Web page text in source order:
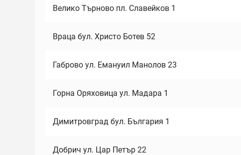
Велико Търново пл. Славейков 1
Враца бул. Христо Ботев 52
Габрово ул. Емануил Манолов 23
Горна Оряховица ул. Мадара 1
Димитровград бул. България 1
Добрич ул. Цар Петър 22